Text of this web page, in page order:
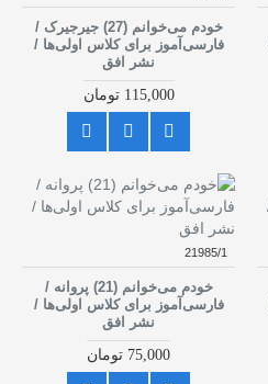
خودم می‌خوانم (27) جیرجیرک /
فارسی‌آموز برای کلاس اولی‌ها /
نشر افق
115,000 تومان
21985/1
خودم می‌خوانم (21) پروانه /
فارسی‌آموز برای کلاس اولی‌ها /
نشر افق
75,000 تومان